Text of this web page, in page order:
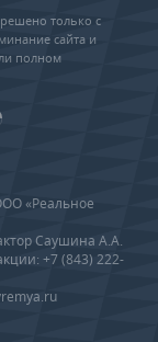
только с
сайта и
полном
«Реальное
Саушина А.А.
+7 (843) 222-